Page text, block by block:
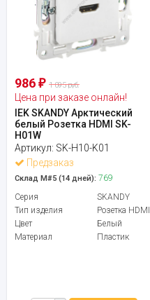
986 ₽ 1 095 руб.
Цена при заказе онлайн!
IEK SKANDY Арктический
белый Розетка HDMI SK-
H01W
Артикул: SK-H10-K01
Предзаказ
Склад М#5 (14 дней): 769
Серия
SKANDY
Тип изделия
Розетка HDMI
Цвет
Белый
Материал
Пластик